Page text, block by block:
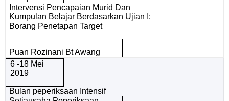
Intervensi Pencapaian Murid Dan
Kumpulan Belajar Berdasarkan Ujian I:
Borang Penetapan Target
Puan Rozinani Bt Awang
6 -18 Mei
2019
Bulan peperiksaan Intensif